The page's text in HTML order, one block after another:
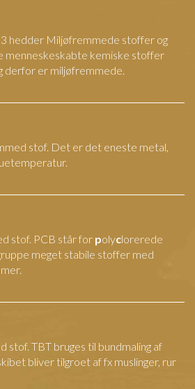
hedder Miljøfremmede stoffer og
menneskeskabte kemiske stoffer
derfor er miljøfremmede.
stof. Det er det eneste metal,
stof. PCB står for polyclorerede
meget stabile stoffer med
stof. TBT bruges til bundmaling af
bliver tilgroet af fx muslinger, rur